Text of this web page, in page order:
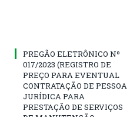
PREGÃO ELETRÔNICO Nº
017/2023 (REGISTRO DE
PREÇO PARA EVENTUAL
CONTRATAÇÃO DE PESSOA
JURÍDICA PARA
PRESTAÇÃO DE SERVIÇOS